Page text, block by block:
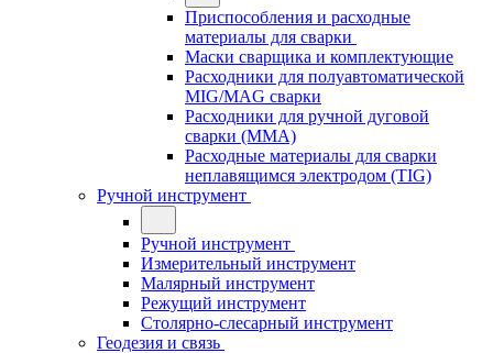
Приспособления и расходные
материалы для сварки
Маски сварщика и комплектующие
Расходники для полуавтоматической
MIG/MAG сварки
Расходники для ручной дуговой
сварки (MMA)
Расходные материалы для сварки
неплавящимся электродом (TIG)
Ручной инструмент
Ручной инструмент
Измерительный инструмент
Малярный инструмент
Режущий инструмент
Столярно-слесарный инструмент
Геодезия и связь